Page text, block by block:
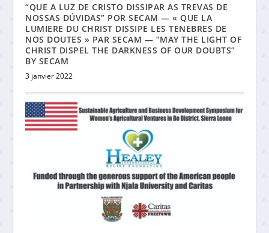
“QUE A LUZ DE CRISTO DISSIPAR AS TREVAS DE
NOSSAS DÚVIDAS” POR SECAM — « QUE LA
LUMIERE DU CHRIST DISSIPE LES TENEBRES DE
NOS DOUTES » PAR SECAM — “MAY THE LIGHT OF
CHRIST DISPEL THE DARKNESS OF OUR DOUBTS”
BY SECAM
3 janvier 2022